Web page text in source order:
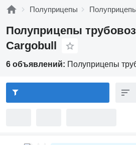
Полуприцепы
Полуприцепы
Cargobull
6 объявлений: Полуприцепы